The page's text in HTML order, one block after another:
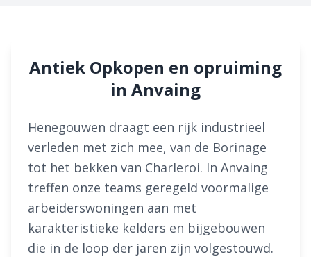
Antiek Opkopen en opruiming
in Anvaing
Henegouwen draagt een rijk industrieel
verleden met zich mee, van de Borinage
tot het bekken van Charleroi. In Anvaing
treffen onze teams geregeld voormalige
arbeiderswoningen aan met
karakteristieke kelders en bijgebouwen
die in de loop der jaren zijn volgestouwd.